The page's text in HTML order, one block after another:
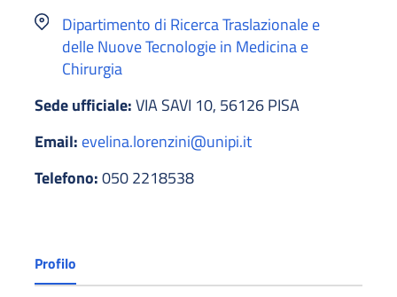
Dipartimento di Ricerca Traslazionale e
delle Nuove Tecnologie in Medicina e
Chirurgia
Sede ufficiale:VIA SAVI 10, 56126 PISA
Email: evelina.lorenzini@unipi.it
Telefono:050 2218538
Profilo